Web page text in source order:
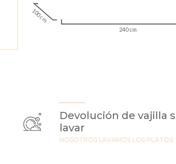
100 cm
240 cm
Devolución de vajilla
lavar
NOSOTROS LAVAMOS LOS PLATOS